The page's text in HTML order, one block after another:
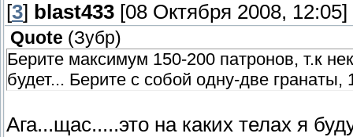
[3] blast433 [08 Октября 2008, 12:05]
Quote (Зубр)
Берите максимум 150-200 патронов, т.к
будет... Берите с собой одну-две гранаты,
Ага...щас.....это на каких телах я